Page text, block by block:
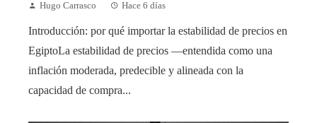
Hugo Carrasco Hace 6 días
Introducción: por qué importar la estabilidad de precios en
EgiptoLa estabilidad de precios —entendida como una
inflación moderada, predecible y alineada con la
capacidad de compra...